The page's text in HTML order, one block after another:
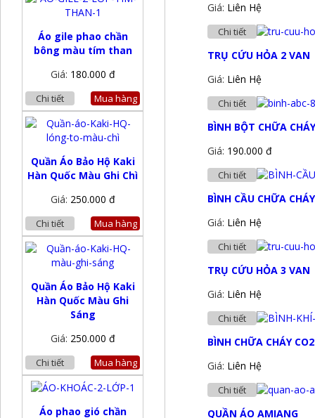
Giá: Liên Hệ
Chi tiết
TRỤ CỨU HỎA 2 VAN
Giá: Liên Hệ
Chi tiết
BÌNH BỘT CHỮA
Giá: 190.000 đ
Chi tiết
BÌNH CẦU CHỮA
Giá: Liên Hệ
Chi tiết
TRỤ CỨU HỎA 3 VAN
Giá: Liên Hệ
Chi tiết
BÌNH CHỮA CHÁY
Giá: Liên Hệ
Chi tiết
QUẦN ÁO AMIANG
Áo gile phao chần
bông màu tím than
Giá: 180.000 đ
Chi tiết Mua hàng
Quần Áo Bảo Hộ Kaki
Hàn Quốc Màu Ghi Chì
Giá: 250.000 đ
Chi tiết Mua hàng
Quần Áo Bảo Hộ Kaki
Hàn Quốc Màu Ghi
Sáng
Giá: 250.000 đ
Chi tiết Mua hàng
Áo phao gió chần